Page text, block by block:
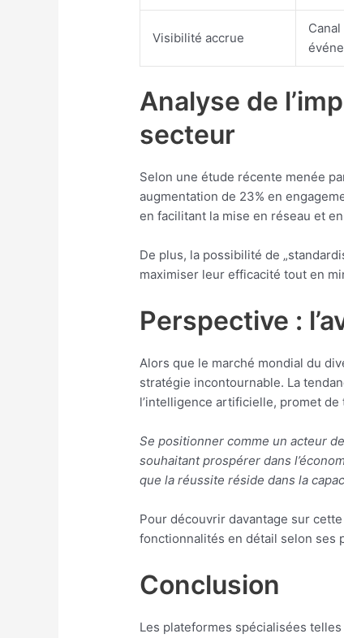
Visibilité accrue
Analyse de
secteur
Selon une étude récente menée
augmentation de 23% en
en facilitant la mise en réseau et
De plus, la possibilité de
maximiser leur efficacité tout en
Perspective :
Alors que le marché mondial du
stratégie incontournable. La
l’intelligence artificielle, promet
Se positionner comme un acteur
souhaitant prospérer dans
que la réussite réside dans la
Pour découvrir davantage sur
fonctionnalités en détail selon ses
Conclusion
Les plateformes spécialisées